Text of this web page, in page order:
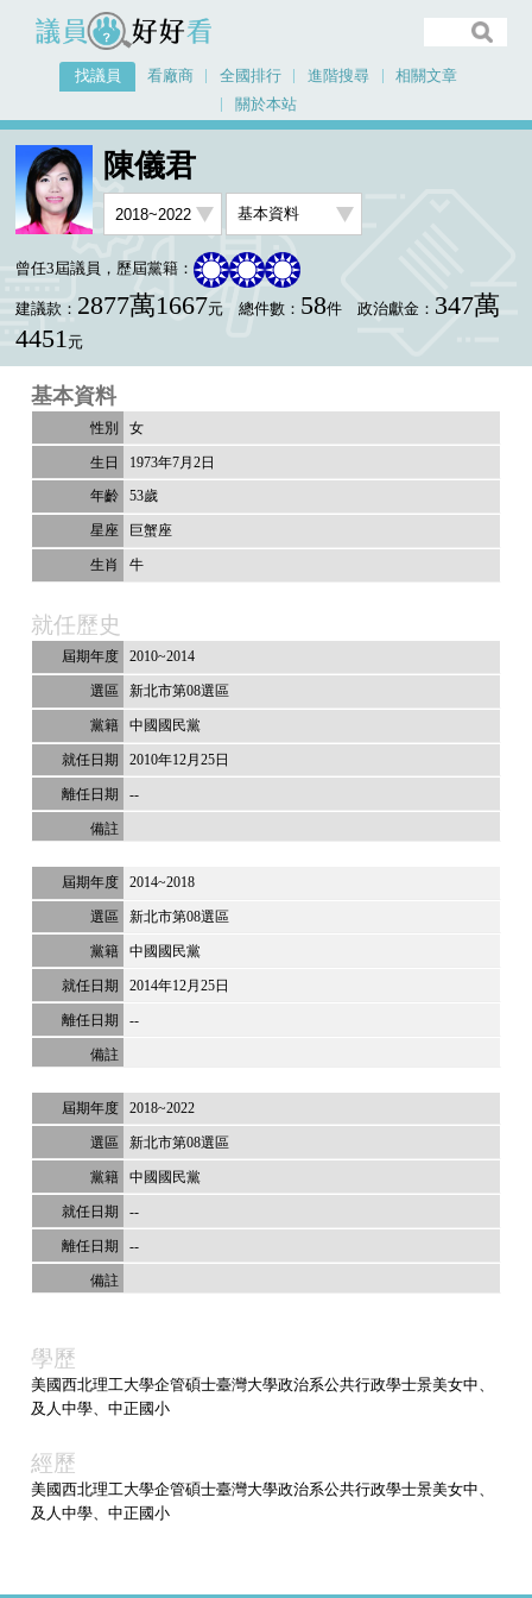
議員好好看
找議員 看廠商 全國排行 進階搜尋
相關文章
關於本站
首頁 找議員
陳儀君
曾任3屆議員，歷屆黨籍：
建議款： 2877萬1667元 總件數： 58件 政治獻金： 347萬
4451元
基本資料
女
1973年7月2日
53歲
巨蟹座
牛
就任歷史
2010~2014
新北市第08選區
中國國民黨
2010年12月25日
--
2014~2018
新北市第08選區
中國國民黨
2014年12月25日
--
2018~2022
新北市第08選區
中國國民黨
--
--
學歷
美國西北理工大學企管碩士臺灣大學政治系公共行政學士景美女中、
及人中學、中正國小
經歷
美國西北理工大學企管碩士臺灣大學政治系公共行政學士景美女中、
及人中學、中正國小